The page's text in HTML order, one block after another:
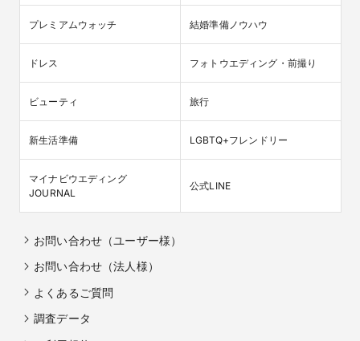
プレミアムウォッチ 結婚準備ノウハウ
ドレス フォトウエディング・前撮り
ビューティ 旅行
新生活準備 LGBTQ+フレンドリー
マイナビウエディング
JOURNAL
公式LINE
お問い合わせ（ユーザー様）
お問い合わせ（法人様）
よくあるご質問
調査データ